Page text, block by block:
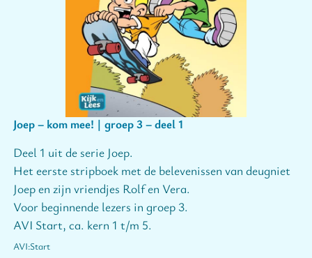
Joep – kom mee! | groep 3 – deel 1
Deel 1 uit de serie Joep.
Het eerste stripboek met de belevenissen van deugniet
Joep en zijn vriendjes Rolf en Vera.
Voor beginnende lezers in groep 3.
AVI Start, ca. kern 1 t/m 5.
Start